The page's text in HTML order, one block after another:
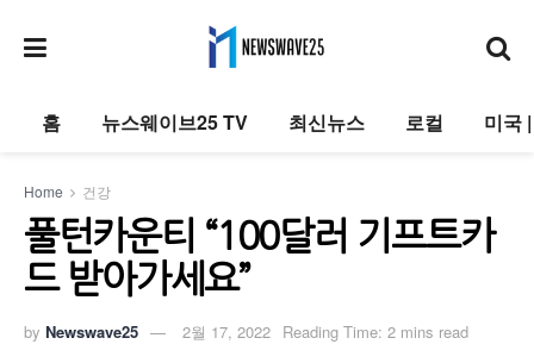
홈 뉴스웨이브25 TV 최신뉴스 로컬 미국
Home 건강
풀턴카운티 “100달러 기프트카
드 받아가세요”
by Newswave25 2월 17, 2022 Reading Time: 2 mins read